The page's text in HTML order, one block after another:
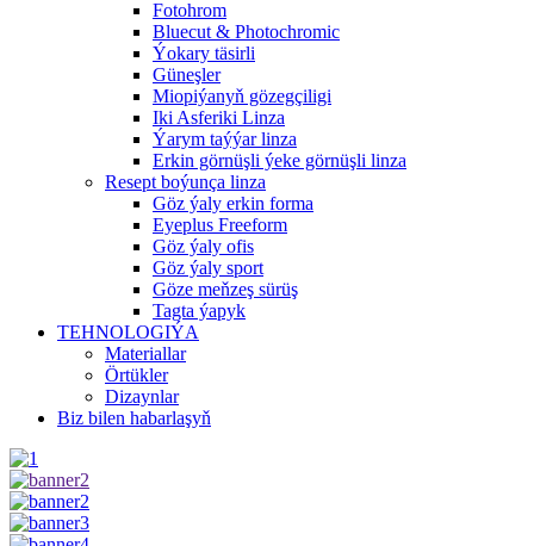
Fotohrom
Bluecut & Photochromic
Ýokary täsirli
Güneşler
Miopiýanyň gözegçiligi
Iki Asferiki Linza
Ýarym taýýar linza
Erkin görnüşli ýeke görnüşli linza
Resept boýunça linza
Göz ýaly erkin forma
Eyeplus Freeform
Göz ýaly ofis
Göz ýaly sport
Göze meňzeş sürüş
Tagta ýapyk
TEHNOLOGIÝA
Materiallar
Örtükler
Dizaynlar
Biz bilen habarlaşyň